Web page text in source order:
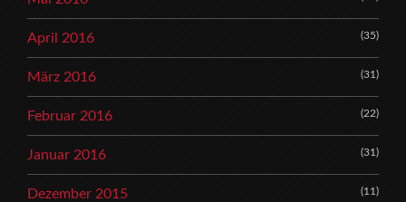
April 2016 (35)
März 2016 (31)
Februar 2016 (22)
Januar 2016 (31)
Dezember 2015 (11)